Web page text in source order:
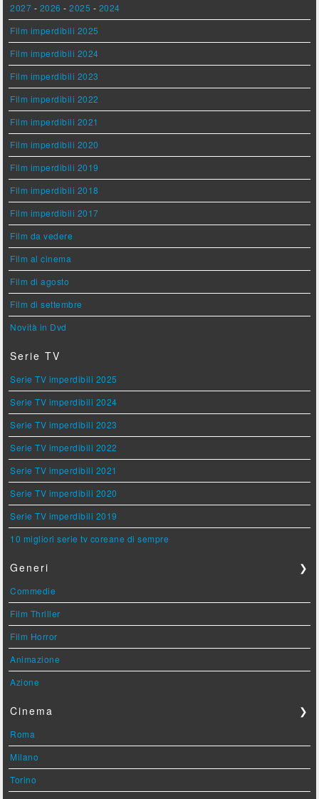
2027 - 2026 -2025 - 2024
Film imperdibili 2025
Film imperdibili 2024
Film imperdibili 2023
Film imperdibili 2022
Film imperdibili 2021
Film imperdibili 2020
Film imperdibili 2019
Film imperdibili 2018
Film imperdibili 2017
Film da vedere
Film al cinema
Film di agosto
Film di settembre
Novità in Dvd
Serie TV
Serie TV imperdibili 2025
Serie TV imperdibili 2024
Serie TV imperdibili 2023
Serie TV imperdibili 2022
Serie TV imperdibili 2021
Serie TV imperdibili 2020
Serie TV imperdibili 2019
10 migliori serie tv coreane di sempre
Generi ❯
Commedie
Film Thriller
Film Horror
Animazione
Azione
Cinema ❯
Roma
Milano
Torino